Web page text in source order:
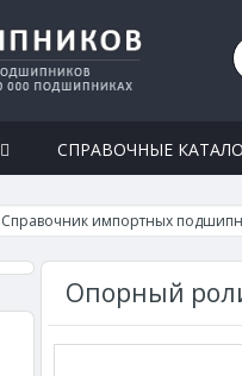
СПРАВОЧНЫЕ
Справочник импортных
Опорный